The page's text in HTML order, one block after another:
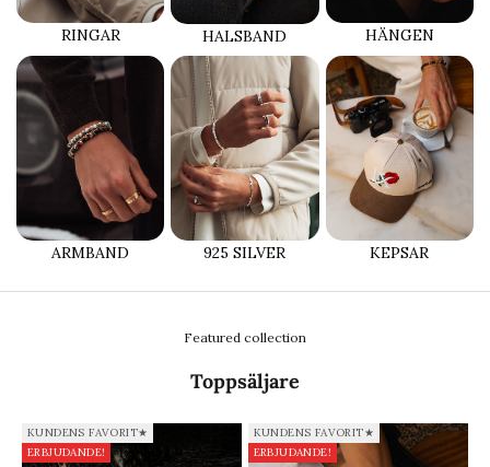
RINGAR HALSBAND HÄNGEN
ARMBAND 925 SILVER KEPSAR
Featured collection
Toppsäljare
KUNDENS FAVORIT★
ERBJUDANDE!
KUNDENS FAVORIT★
ERBJUDANDE!